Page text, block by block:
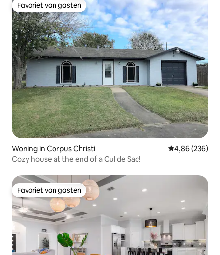
Favoriet van gasten
Favoriet van gasten
Woning in Corpus Christi Gemiddelde
4,86 (236)
Cozy house at the end of a Cul de Sac!
Favoriet van gasten
Favoriet van gasten